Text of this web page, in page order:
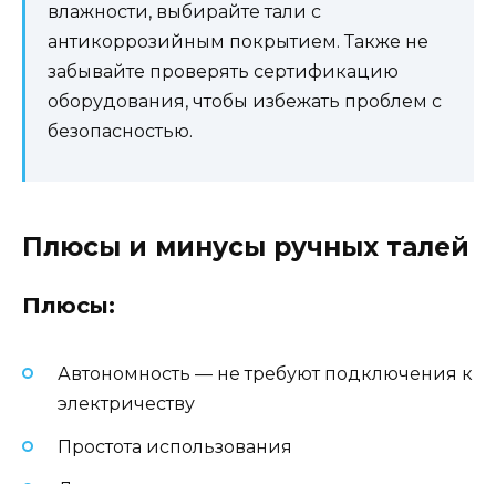
влажности, выбирайте тали с
антикоррозийным покрытием. Также не
забывайте проверять сертификацию
оборудования, чтобы избежать проблем с
безопасностью.
Плюсы и минусы ручных талей
Плюсы:
Автономность — не требуют подключения к
электричеству
Простота использования